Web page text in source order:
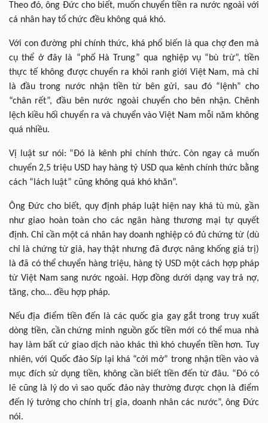
Theo đó, ông Đức cho biết, muốn chuyển tiền ra nước ngoài với
cá nhân hay tổ chức đều không quá khó.
Với con đường phi chính thức, khá phổ biến là qua chợ đen mà
cụ thể ở đây là “phố Hà Trung” qua nghiệp vụ “bù trừ”, tiền
thực tế không được chuyển ra khỏi ranh giới Việt Nam, mà chỉ
là đầu trong nước nhận tiền từ bên gửi, sau đó “lệnh” cho
“chân rết”, đầu bên nước ngoài chuyển cho bên nhận. Chênh
lệch kiều hối chuyển ra và chuyển vào Việt Nam mỗi năm không
quá nhiều.
Vị luật sư nói: “Đó là kênh phi chính thức. Còn ngay cả muốn
chuyển 2,5 triệu USD hay hàng tỷ USD qua kênh chính thức bằng
cách “lách luật” cũng không quá khó khăn”.
Ông Đức cho biết, quy định pháp luật hiện nay khá tù mù, gần
như giao hoàn toàn cho các ngân hàng thương mại tự quyết
định. Chỉ cần một cá nhân hay doanh nghiệp có đủ chứng từ (dù
chỉ là chứng từ giả, hay thật nhưng đã được nâng khống giá trị)
là đã có thể chuyển hàng triệu, hàng tỷ USD một cách hợp pháp
từ Việt Nam sang nước ngoài. Hợp đồng dưới dạng vay trả nợ,
tăng, cho… đều hợp pháp.
Nếu địa điểm tiền đến là các quốc gia gay gắt trong truy xuất
dòng tiền, cần chứng minh nguồn gốc tiền mới có thể mua nhà
hay làm bất cứ giao dịch nào khác thì khó chuyển tiền hơn. Tuy
nhiên, với Quốc đảo Síp lại khá “cởi mở” trong nhận tiền vào và
mục đích sử dụng tiền, không cần biết tiền đến từ đâu. “Đó có
lẽ cũng là lý do vì sao quốc đảo này thường được chọn là điểm
đến lý tưởng cho chính trị gia, doanh nhân các nước”, ông Đức
nói.